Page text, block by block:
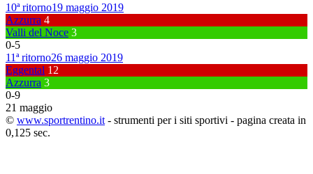
10ª ritorno19 maggio 2019
Azzurra 4
Valli del Noce 3
0-5
11ª ritorno26 maggio 2019
Eggental 12
Azzurra 3
0-9
21 maggio
© www.sportrentino.it - strumenti per i siti sportivi - pagina creata in
0,125 sec.